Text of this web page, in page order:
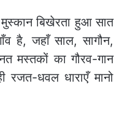
बिखेरता हुआ सात
है, जहाँ साल, सागौन,
मस्तकों का गौरव-गान
धवल धाराएँ मानो